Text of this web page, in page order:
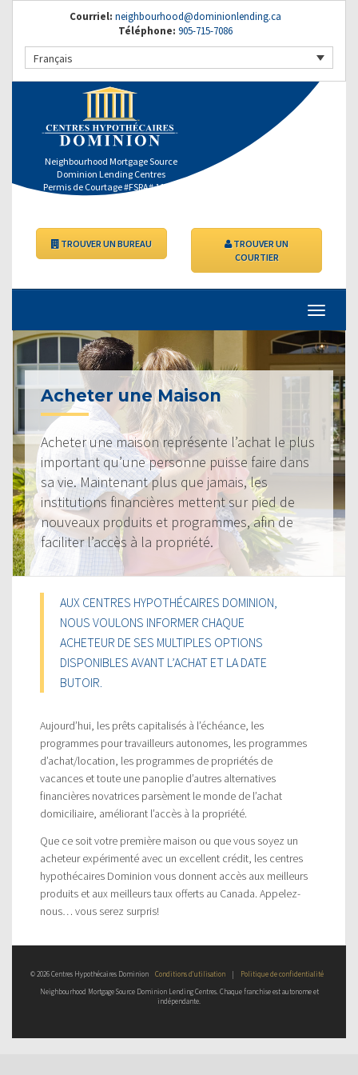
Courriel: neighbourhood@dominionlending.ca
Téléphone: 905-715-7086
Français
Neighbourhood Mortgage Source
Dominion Lending Centres
Permis de Courtage #FSRA# 11764
TROUVER UN BUREAU
TROUVER UN
COURTIER
Acheter une Maison
Acheter une maison représente l’achat le plus
important qu’une personne puisse faire dans
sa vie. Maintenant plus que jamais, les
institutions financières mettent sur pied de
nouveaux produits et programmes, afin de
faciliter l’accès à la propriété.
AUX CENTRES HYPOTHÉCAIRES DOMINION,
NOUS VOULONS INFORMER CHAQUE
ACHETEUR DE SES MULTIPLES OPTIONS
DISPONIBLES AVANT L’ACHAT ET LA DATE
BUTOIR.
Aujourd’hui, les prêts capitalisés à l’échéance, les
programmes pour travailleurs autonomes, les programmes
d’achat/location, les programmes de propriétés de
vacances et toute une panoplie d’autres alternatives
financières novatrices parsèment le monde de l’achat
domiciliaire, améliorant l’accès à la propriété.
Que ce soit votre première maison ou que vous soyez un
acheteur expérimenté avec un excellent crédit, les centres
hypothécaires Dominion vous donnent accès aux meilleurs
produits et aux meilleurs taux offerts au Canada. Appelez-
nous… vous serez surpris!
© 2026 Centres Hypothécaires Dominion Conditions d’utilisation |
Politique de confidentialité
Neighbourhood Mortgage Source Dominion Lending Centres. Chaque franchise est autonome et
indépendante.